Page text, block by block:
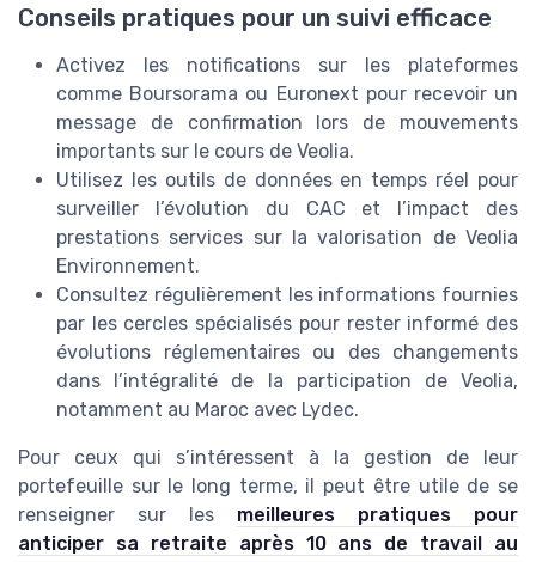
Conseils pratiques pour un suivi efficace
Activez les notifications sur les plateformes
comme Boursorama ou Euronext pour recevoir un
message de confirmation lors de mouvements
importants sur le cours de Veolia.
Utilisez les outils de données en temps réel pour
surveiller l’évolution du CAC et l’impact des
prestations services sur la valorisation de Veolia
Environnement.
Consultez régulièrement les informations fournies
par les cercles spécialisés pour rester informé des
évolutions réglementaires ou des changements
dans l’intégralité de la participation de Veolia,
notamment au Maroc avec Lydec.
Pour ceux qui s’intéressent à la gestion de leur
portefeuille sur le long terme, il peut être utile de se
renseigner sur les meilleures pratiques pour
anticiper sa retraite après 10 ans de travail au